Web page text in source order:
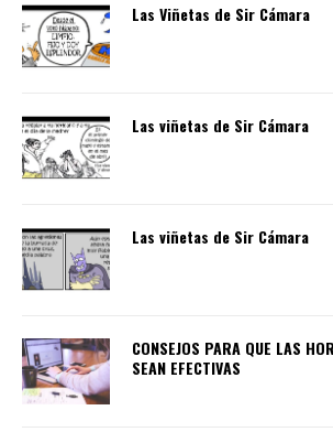
Las Viñetas de Sir Cámara
Las viñetas de Sir Cámara
Las viñetas de Sir Cámara
CONSEJOS PARA QUE LAS
SEAN EFECTIVAS